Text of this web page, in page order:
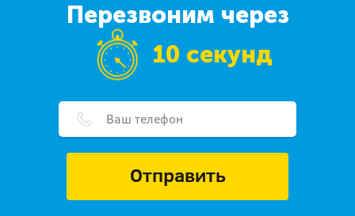
Перезвоним через
10 секунд
Отправить